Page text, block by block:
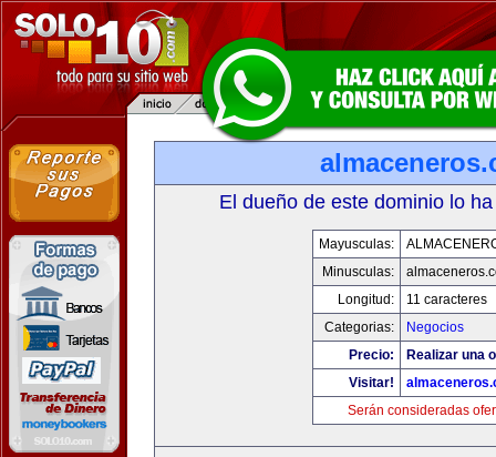
El dueño de este dominio lo
Mayusculas:
Minusculas:
Longitud:
11 caracteres
Categorias:
Negocios
Precio:
Realizar una
Visitar!
Serán consideradas